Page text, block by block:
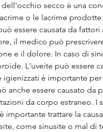
dell'occhio secco è una
o le lacrime
essere causata da
il medico può
e il dolore. In caso di
L'uveite può essere
igienizzati è importante
anche essere causato da
da corpo estraneo. I
importante trattare la
come sinusite o mal di